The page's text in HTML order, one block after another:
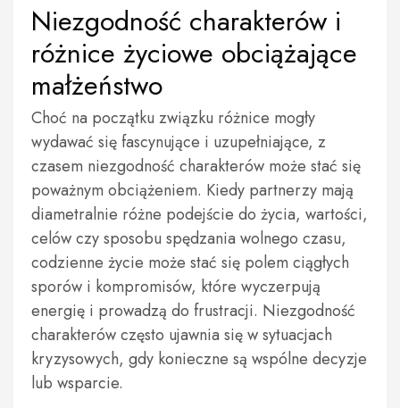
Niezgodność charakterów i
różnice życiowe obciążające
małżeństwo
Choć na początku związku różnice mogły
wydawać się fascynujące i uzupełniające, z
czasem niezgodność charakterów może stać się
poważnym obciążeniem. Kiedy partnerzy mają
diametralnie różne podejście do życia, wartości,
celów czy sposobu spędzania wolnego czasu,
codzienne życie może stać się polem ciągłych
sporów i kompromisów, które wyczerpują
energię i prowadzą do frustracji. Niezgodność
charakterów często ujawnia się w sytuacjach
kryzysowych, gdy konieczne są wspólne decyzje
lub wsparcie.